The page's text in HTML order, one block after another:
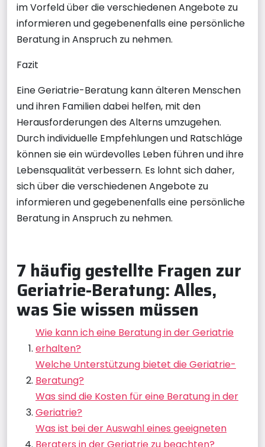
im Vorfeld über die verschiedenen Angebote zu
informieren und gegebenenfalls eine persönliche
Beratung in Anspruch zu nehmen.
Fazit
Eine Geriatrie-Beratung kann älteren Menschen
und ihren Familien dabei helfen, mit den
Herausforderungen des Alterns umzugehen.
Durch individuelle Empfehlungen und Ratschläge
können sie ein würdevolles Leben führen und ihre
Lebensqualität verbessern. Es lohnt sich daher,
sich über die verschiedenen Angebote zu
informieren und gegebenenfalls eine persönliche
Beratung in Anspruch zu nehmen.
7 häufig gestellte Fragen zur
Geriatrie-Beratung: Alles,
was Sie wissen müssen
Wie kann ich eine Beratung in der Geriatrie
erhalten?
Welche Unterstützung bietet die Geriatrie-
Beratung?
Was sind die Kosten für eine Beratung in der
Geriatrie?
Was ist bei der Auswahl eines geeigneten